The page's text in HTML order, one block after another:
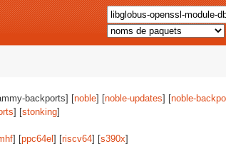
backports] [noble] [noble-updates] [noble-
] [stonking]
] [ppc64el ] [riscv64] [s390x]